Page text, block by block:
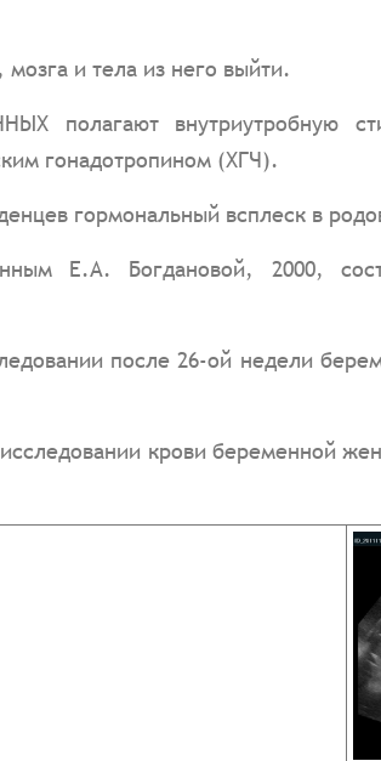
и тела из него выйти.
полагают внутриутробную
гонадотропином (ХГЧ).
гормональный всплеск в
Е.А. Богдановой, 2000,
после 26-ой недели
крови беременной